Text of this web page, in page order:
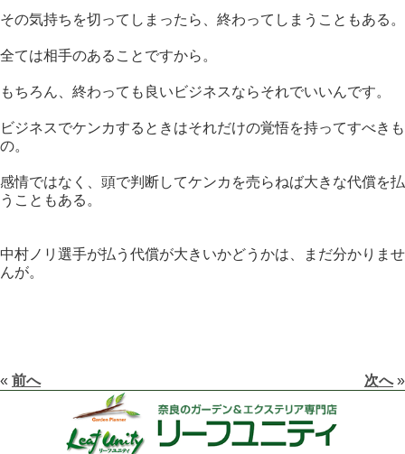
その気持ちを切ってしまったら、終わってしまうこともある。
全ては相手のあることですから。
もちろん、終わっても良いビジネスならそれでいいんです。
ビジネスでケンカするときはそれだけの覚悟を持ってすべきも
の。
感情ではなく、頭で判断してケンカを売らねば大きな代償を払
うこともある。
中村ノリ選手が払う代償が大きいかどうかは、まだ分かりませ
んが。
« 前へ 次へ»